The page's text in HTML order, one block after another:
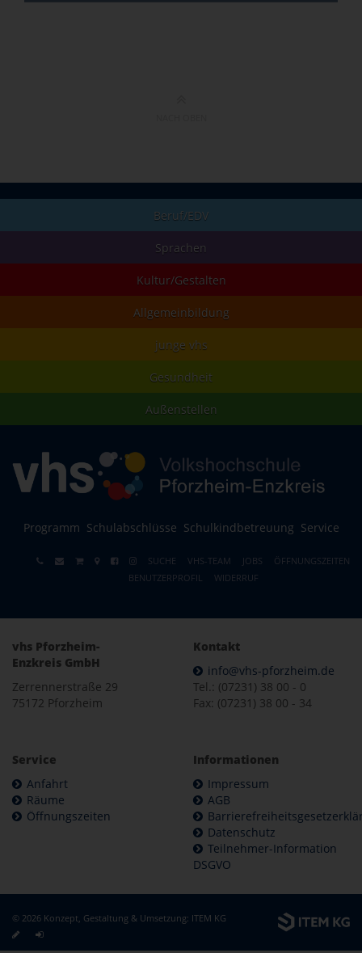
Beruf/EDV
Sprachen
Kultur/Gestalten
Allgemeinbildung
junge vhs
Gesundheit
Außenstellen
Programm Schulabschlüsse Schulkindbetreuung Service
SUCHE VHS-TEAM JOBS
ÖFFNUNGSZEITEN
BENUTZERPROFIL
WIDERRUF
vhs Pforzheim-
Enzkreis GmbH
Zerrennerstraße 29
75172 Pforzheim
Kontakt
info@vhs-pforzheim.de
Tel.: (07231) 38 00 - 0
Fax: (07231) 38 00 - 34
Service
Anfahrt
Räume
Öffnungszeiten
Informationen
Impressum
AGB
Datenschutz
Teilnehmer-Information
DSGVO
© 2026 Konzept, Gestaltung & Umsetzung: ITEM KG